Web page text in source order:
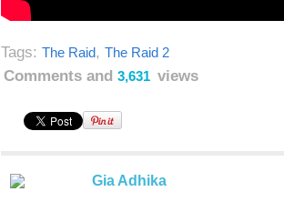
Tags: The Raid, The Raid 2
Comments and 3,631 views
Gia Adhika